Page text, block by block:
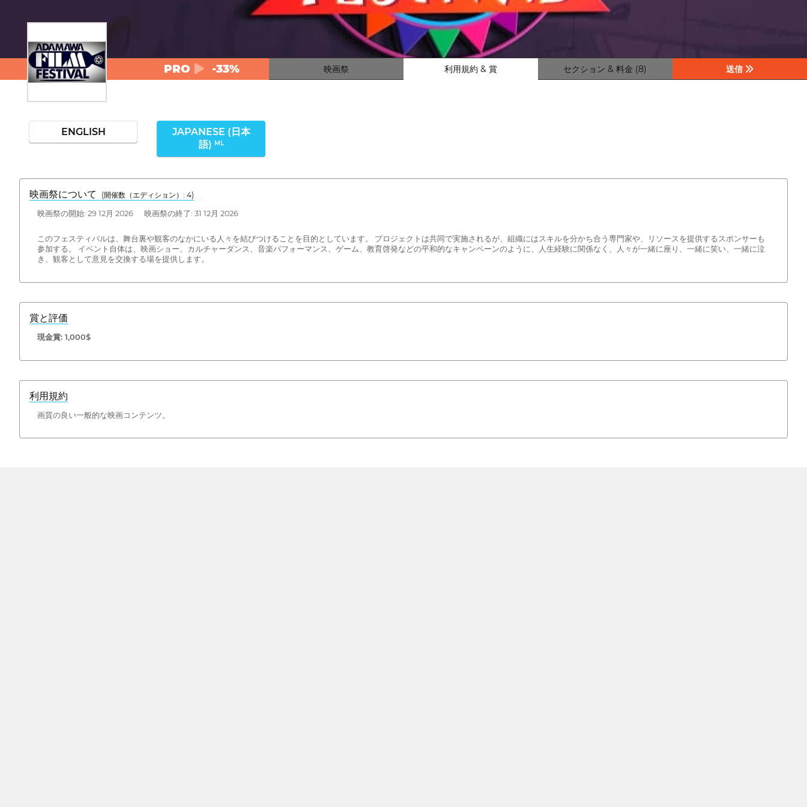
PRO -33% 映画祭 利用規約 & 賞 セクション & 料金 (8) 送信
ENGLISH
JAPANESE (日本
語) ML
映画祭について (開催数（エディション）: 4)
映画祭の開始: 29 12月 2026 映画祭の終了: 31 12月 2026
このフェスティバルは、舞台裏や観客のなかにいる人々を結びつけることを目的としています。 プロジェクトは共同で実施されるが、組織にはスキルを分かち合う専門家や、リソースを提供するスポンサーも
参加する。 イベント自体は、映画ショー、カルチャーダンス、音楽パフォーマンス、ゲーム、教育啓発などの平和的なキャンペーンのように、人生経験に関係なく、人々が一緒に座り、一緒に笑い、一緒に泣
き、観客として意見を交換する場を提供します。
賞と評価
現金賞: 1,000$
利用規約
画質の良い一般的な映画コンテンツ。